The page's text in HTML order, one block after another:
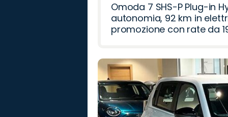
Omoda 7 SHS-P Plug-in
autonomia, 92 km in
promozione con rate da